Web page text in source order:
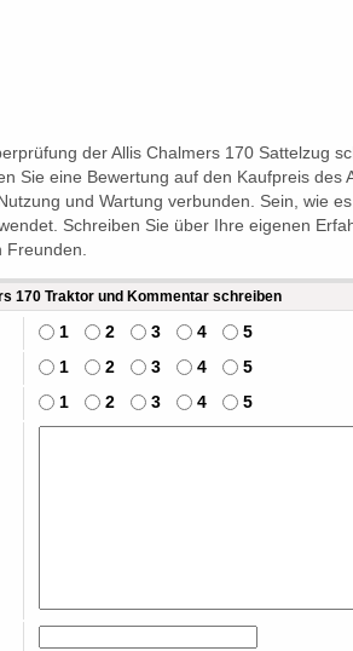
der Allis Chalmers 170 Sattelzug
Sie eine Bewertung auf den Kaufpreis des
und Wartung verbunden. Sein, wie
Schreiben Sie über Ihre eigenen
170 Traktor und Kommentar schreiben
1 2 3 4 5
1 2 3 4 5
1 2 3 4 5